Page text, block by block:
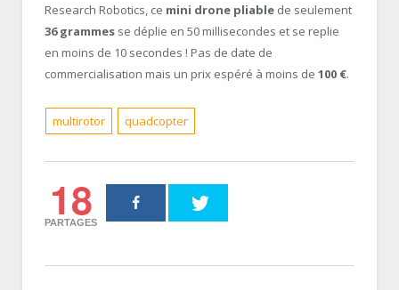
Research Robotics, ce mini drone pliable de seulement
36 grammes se déplie en 50 millisecondes et se replie
en moins de 10 secondes ! Pas de date de
commercialisation mais un prix espéré à moins de 100 €.
multirotor quadcopter
18
PARTAGES